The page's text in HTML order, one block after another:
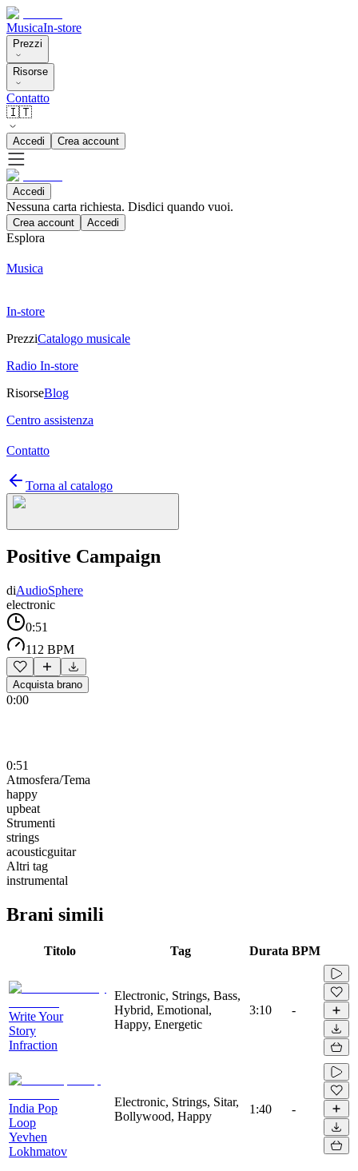
MusicaIn-store
Prezzi
Risorse
Contatto
🇮🇹
Accedi Crea account
Accedi
Nessuna carta richiesta. Disdici quando vuoi.
Crea account Accedi
Esplora
Musica
In-store
PrezziCatalogo musicale
Radio In-store
RisorseBlog
Centro assistenza
Contatto
Torna al catalogo
Positive Campaign
diAudioSphere
electronic
0:51
112 BPM
Acquista brano
0:00
0:51
Atmosfera/Tema
happy
upbeat
Strumenti
strings
acousticguitar
Altri tag
instrumental
Brani simili
Titolo Tag Durata BPM
Write Your
Story
Infraction
Electronic, Strings, Bass,
Hybrid, Emotional,
Happy, Energetic
3:10 -
India Pop
Loop
Yevhen
Lokhmatov
Electronic, Strings, Sitar,
Bollywood, Happy
1:40 -